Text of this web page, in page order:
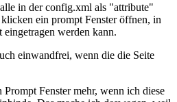
in der config.xml als "attribute"
ein prompt Fenster öffnen, in
eingetragen werden kann.
einwandfrei, wenn die die Seite
Fenster mehr, wenn ich diese